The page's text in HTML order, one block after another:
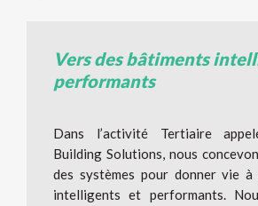
Vers des bâtiments
performants
Dans l’activité Tertiaire
Building Solutions, nous
des systèmes pour donner vie à
intelligents et performants.